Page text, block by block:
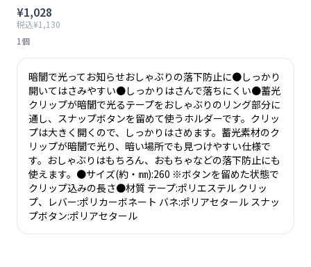
¥1,028
税込¥1,130
1個
暗闇で光ってお知らせおしゃぶりの落下防止に●しっかり
開いてはさみやすい●しっかりはさんで落ちにくい●蓄光
クリップが暗闇で光るテープをおしゃぶりのリング部分に
通し、スナップボタンを留めて使うホルダーです。クリッ
プは大きく開くので、しっかりはさめます。蓄光素材のク
リップが暗闇で光り、暗い場所でも見つけやすい仕様で
す。おしゃぶりはもちろん、おもちゃなどの落下防止にも
使えます。●サイズ(約・㎜):260 ※ボタンを留めた状態で
クリップ込みの長さ●材質 テープ:ポリエステル クリッ
プ、レバー:ポリカーボネート バネ:ポリアセタール スナッ
プボタン:ポリアセタール